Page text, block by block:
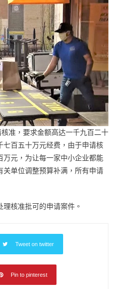
准，要求金额高达一千九百二十
百五十万元经费，由于申请核
元，为让每一家中小企业都能
单位调整预算补满，所有申请
核准批可的申请案件。
Tweet on twitter
Pin to pinterest